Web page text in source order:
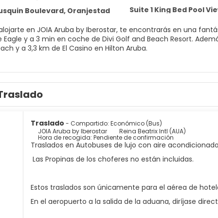
Boulevard, Oranjestad
Suite 1 King Bed Pool
en JOIA Aruba by Iberostar, te encontrarás en una
min en coche de Divi Golf and Beach Resort. Además, este complejo con campo de golf se encuentra a 1,6 km
y a 3,3 km de El Casino en Hilton Aruba.
como en tu propia casa en cualquiera de las 240
en contacto con los tuyos. Además, podrás disfrutar
de limpieza disponible todos los días.
Marea, uno de los 3 restaurantes de este complejo turístico,
habitaciones con horario limitado y una cafetería. ¿Quieres
con salón. Se ofrece un desayuno bufé todos los días de
Traslado - Compartido: Económico (Bus)
JOIA Aruba by Iberostar
Reina Beatrix Intl (AUA)
Hora de recogida: Pendiente de confirmación
Traslados en Autobuses de lujo con aire
Las Propinas de los choferes no están incluidas.
Estos traslados son únicamente para el aérea de
En el aeropuerto a la salida de la aduana, diríjase